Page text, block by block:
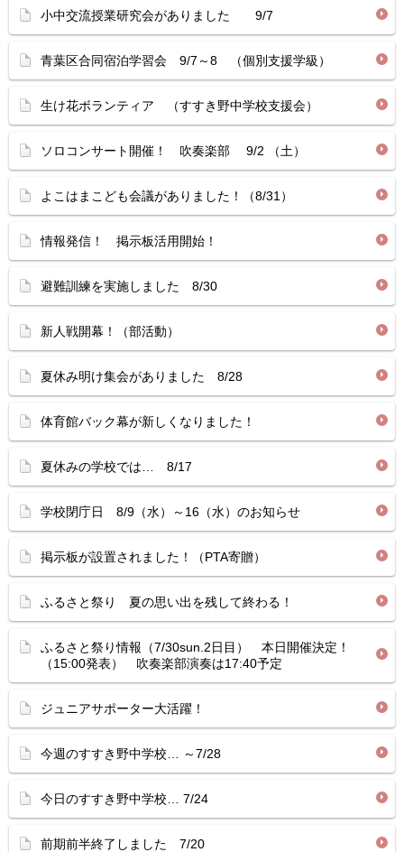
小中交流授業研究会がありました 9/7
青葉区合同宿泊学習会 9/7～8 （個別支援学級）
生け花ボランティア （すすき野中学校支援会）
ソロコンサート開催！ 吹奏楽部 9/2 （土）
よこはまこども会議がありました！（8/31）
情報発信！ 掲示板活用開始！
避難訓練を実施しました 8/30
新人戦開幕！（部活動）
夏休み明け集会がありました 8/28
体育館バック幕が新しくなりました！
夏休みの学校では… 8/17
学校閉庁日 8/9（水）～16（水）のお知らせ
掲示板が設置されました！（PTA寄贈）
ふるさと祭り 夏の思い出を残して終わる！
ふるさと祭り情報（7/30sun.2日目） 本日開催決定！
（15:00発表） 吹奏楽部演奏は17:40予定
ジュニアサポーター大活躍！
今週のすすき野中学校… ～7/28
今日のすすき野中学校… 7/24
前期前半終了しました 7/20